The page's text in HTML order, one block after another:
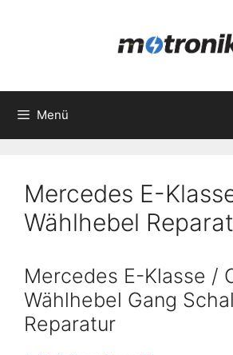
Menü
Mercedes E-
Wählhebel
Mercedes E-Klasse /
Wählhebel Gang
Reparatur